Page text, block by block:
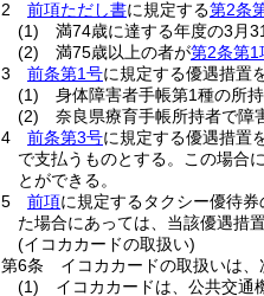
2
前項ただし書に規定する第2条
(1)
満74歳に達する年度の3月
(2)
満75歳以上の者が第2条第1
3
前条第1号に規定する優遇措置
(1)
身体障害者手帳第1種の所
(2)
奈良県療育手帳所持者で障
4
前条第3号に規定する優遇措置
で支払うものとする。
この場合
とができる。
5
前項に規定するタクシー優待
た場合にあっては、当該優遇措
(イコカカードの取扱い)
第6条
イコカカードの取扱いは、
(1)
イコカカードは、公共交通